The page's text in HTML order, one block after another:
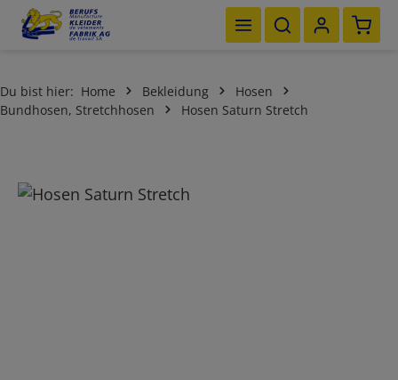
Zum Hauptinhalt springen
Du bist hier: Home Bekleidung
Hosen
Bundhosen, Stretchhosen
Hosen Saturn Stretch
Bildergalerie überspringen